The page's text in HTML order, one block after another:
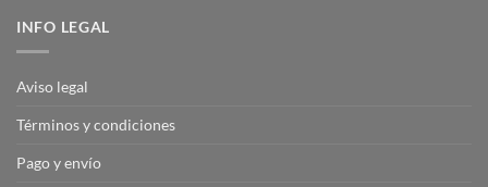
INFO LEGAL
Aviso legal
Términos y condiciones
Pago y envío